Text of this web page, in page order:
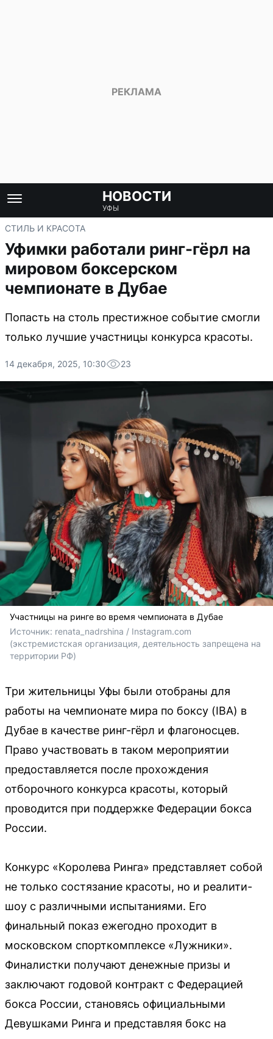
НОВОСТИ
УФЫ
СТИЛЬ И КРАСОТА
Уфимки работали ринг-гёрл на
мировом боксерском
чемпионате в Дубае
Попасть на столь престижное событие смогли
только лучшие участницы конкурса красоты.
14 декабря, 2025, 10:30 23
Участницы на ринге во время чемпионата в Дубае
Источник: renata_nadrshina / Instagram.com
(экстремистская организация, деятельность запрещена на
территории РФ)
Три жительницы Уфы были отобраны для
работы на чемпионате мира по боксу (IBA) в
Дубае в качестве ринг-гёрл и флагоносцев.
Право участвовать в таком мероприятии
предоставляется после прохождения
отборочного конкурса красоты, который
проводится при поддержке Федерации бокса
России.
Конкурс «Королева Ринга» представляет собой
не только состязание красоты, но и реалити-
шоу с различными испытаниями. Его
финальный показ ежегодно проходит в
московском спорткомплексе «Лужники».
Финалистки получают денежные призы и
заключают годовой контракт с Федерацией
бокса России, становясь официальными
Девушками Ринга и представляя бокс на